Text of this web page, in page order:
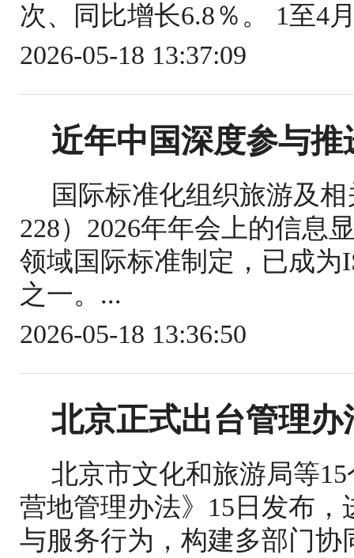
次、同比增长6.8％。 1至4
2026-05-18 13:37:09
近年中国深度参与
国际标准化组织旅游及
228）2026年年会上的信息
领域国际标准制定，已成为
之一。...
2026-05-18 13:36:50
北京正式出台管理
北京市文化和旅游局等
营地管理办法》15日发布
与服务行为，构建多部门